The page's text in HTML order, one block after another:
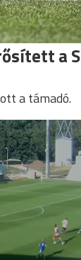
a
a támadó.